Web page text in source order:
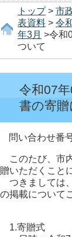
トップ> 市
表資料 > 令
年3月 >令和
ついて
令和07
書の寄
問い合わせ番
このたび、市
贈いただくこと
つきましては
の掲載について
1.寄贈式